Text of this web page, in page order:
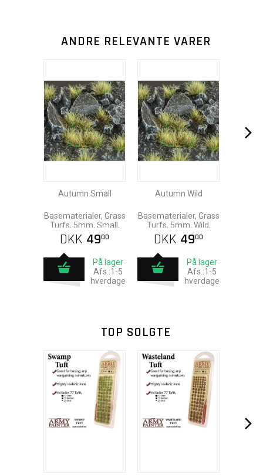
ANDRE RELEVANTE VARER
Autumn Small
Basematerialer, Grass
Turfs, 5mm, Small,
Gamers Grass
DKK 4900
På lager
Afs.:1-5
hverdage
Autumn Wild
Basematerialer, Grass
Turfs, 5mm, Wild,
Gamers Grass
DKK 4900
På lager
Afs.:1-5
hverdage
TOP SOLGTE